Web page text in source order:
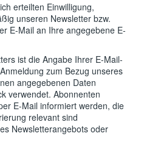
erteilten Einwilligung,
unseren Newsletter bzw.
E-Mail an Ihre angegebene E-
ist die Angabe Ihrer E-Mail-
zum Bezug unseres
angegebenen Daten
verwendet. Abonnenten
E-Mail informiert werden, die
relevant sind
Newsletterangebots oder